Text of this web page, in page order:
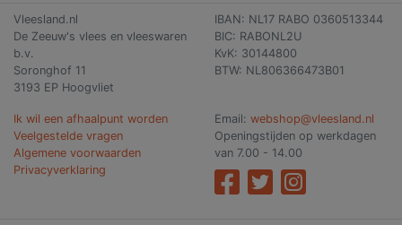
Vleesland.nl
De Zeeuw's vlees en vleeswaren
b.v.
Soronghof 11
3193 EP Hoogvliet
IBAN: NL17 RABO 0360513344
BIC: RABONL2U
KvK: 30144800
BTW: NL806366473B01
Ik wil een afhaalpunt worden
Veelgestelde vragen
Algemene voorwaarden
Privacyverklaring
Email: webshop@vleesland.nl
Openingstijden op werkdagen
van 7.00 - 14.00